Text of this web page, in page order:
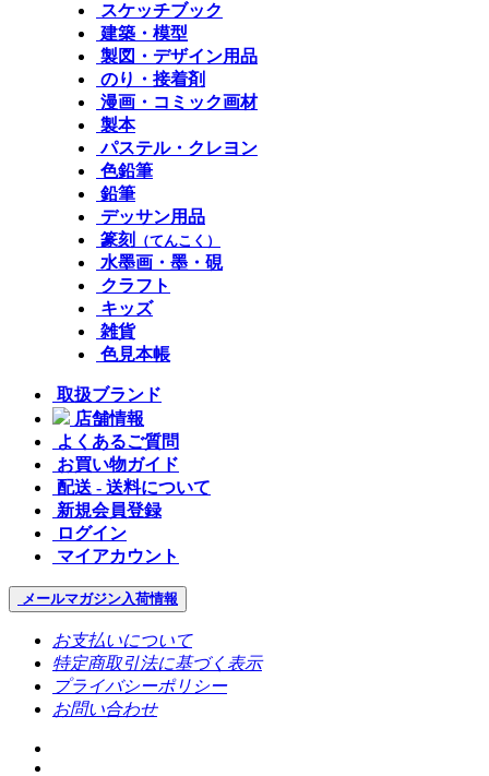
スケッチブック
建築・模型
製図・デザイン用品
のり・接着剤
漫画・コミック画材
製本
パステル・クレヨン
色鉛筆
鉛筆
デッサン用品
篆刻
（てんこく）
水墨画・墨・硯
クラフト
キッズ
雑貨
色見本帳
取扱ブランド
店舗情報
よくあるご質問
お買い物ガイド
配送 - 送料について
新規会員登録
ログイン
マイアカウント
メールマガジン入荷情報
お支払いについて
特定商取引法に基づく表示
プライバシーポリシー
お問い合わせ